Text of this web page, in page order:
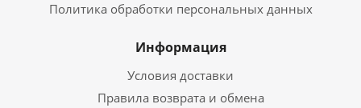
Политика обработки персональных данных
Информация
Условия доставки
Правила возврата и обмена